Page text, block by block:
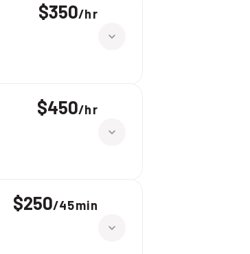
$350/hr
$450/hr
$250/45min